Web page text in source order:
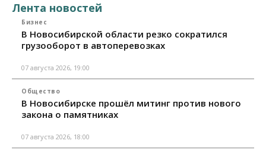
Лента новостей
Бизнес
В Новосибирской области резко сократился
грузооборот в автоперевозках
07 августа 2026, 19:00
Общество
В Новосибирске прошёл митинг против нового
закона о памятниках
07 августа 2026, 18:00